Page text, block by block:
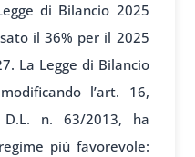
di Bilancio 2025
il 36% per il 2025
La Legge di Bilancio
l’art. 16,
n. 63/2013, ha
più favorevole: